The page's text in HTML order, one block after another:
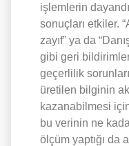
işlemlerin
sonuçları etkiler.
zayıf” ya da
gibi geri
geçerlilik
üretilen bilginin
kazanabilmesi
bu verinin ne
ölçüm yaptığı da